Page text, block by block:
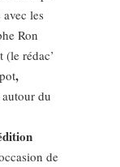
les
Ron
(le rédac’
,
autour du
de